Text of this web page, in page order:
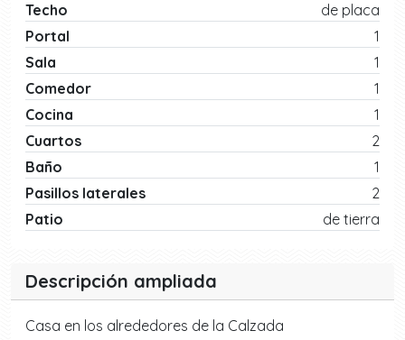
Techo
de placa
Portal
1
Sala
1
Comedor
1
Cocina
1
Cuartos
2
Baño
1
Pasillos laterales
2
Patio
de tierra
Descripción ampliada
Casa en los alrededores de la Calzada